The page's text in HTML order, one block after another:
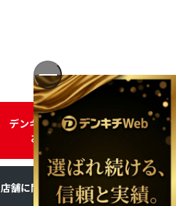
デンキチWEBに関する
お問い合わせ
店舗に関するお問い合わせ